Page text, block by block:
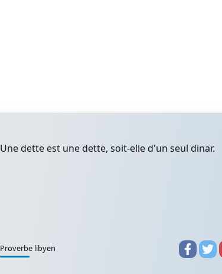
Une dette est une dette, soit-elle d'un seul dinar.
Proverbe libyen